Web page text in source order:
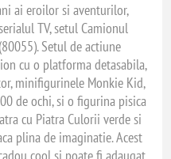
ai eroilor si aventurilor,
TV, setul Camionul
Setul de actiune
cu o platforma detasabila,
minifigurinele Monkie Kid,
de ochi, si o figurina pisica
cu Piatra Culorii verde si
plina de imaginatie. Acest